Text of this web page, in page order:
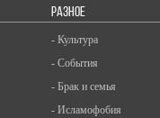
РАЗНОЕ
- Культура
- События
- Брак и семья
- Исламофобия